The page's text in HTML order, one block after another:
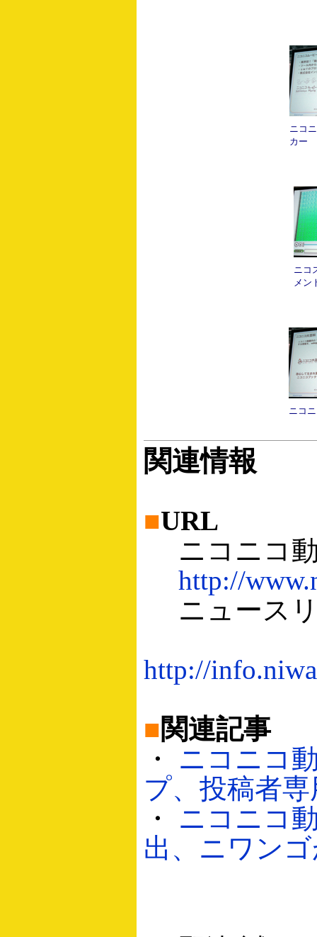
ニコ
カー
ニコ
メン
ニコ
関連情報
■URL
ニコニコ動
http://
ニュースリ
http://
■関連記事
・ ニコニコ
プ、投稿者
・ ニコニコ
出、ニワン